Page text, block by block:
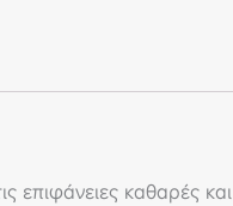
επιφάνειες καθαρές και